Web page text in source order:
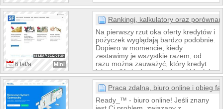
6 lat/a Mini
Rankingi, kalkulatory oraz
Na pierwszy rzut oka oferty kredytów i
pożyczek wyglądają bardzo podobnie.
Dopiero w momencie, kiedy
zestawimy je wszystkie razem, od
razu można zauważyć, który kredyt
lub chwilówka jest najtańsza i idealnie
dopasowana do naszych potrzeb.
Zapraszamy na naszą stronę, gdzie
kalkulatory kredytowe oraz
Praca zdalna, biuro online i obieg
Ready_™ - biuro online! Jeśli znany